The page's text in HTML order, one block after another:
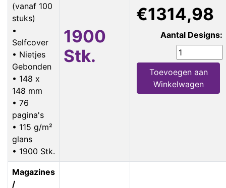
(vanaf 100
stuks)
•
Selfcover
• Nietjes
Gebonden
• 148 x
148 mm
• 76
pagina's
• 115 g/m²
glans
• 1900 Stk.
1900
Stk.
€1314,98
Aantal Designs:
Toevoegen aan
Winkelwagen
Magazines
/